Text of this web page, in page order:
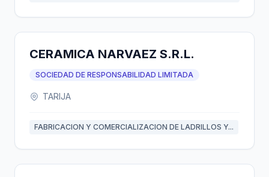
CERAMICA NARVAEZ S.R.L.
SOCIEDAD DE RESPONSABILIDAD LIMITADA
TARIJA
FABRICACION Y COMERCIALIZACION DE LADRILLOS Y...